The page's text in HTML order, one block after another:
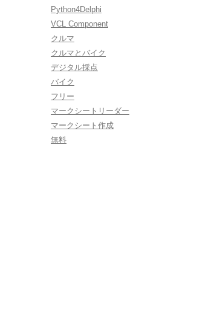
Python4Delphi
VCL Component
クルマ
クルマとバイク
デジタル採点
バイク
フリー
マークシートリーダー
マークシート作成
無料